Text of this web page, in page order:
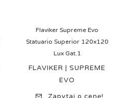
Flaviker Supreme Evo
Statuario Superior 120x120
Lux Gat.1
FLAVIKER | SUPREME
EVO